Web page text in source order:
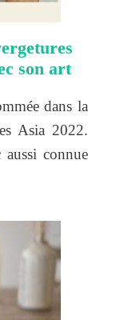
son art
dans la
Asia 2022.
connue